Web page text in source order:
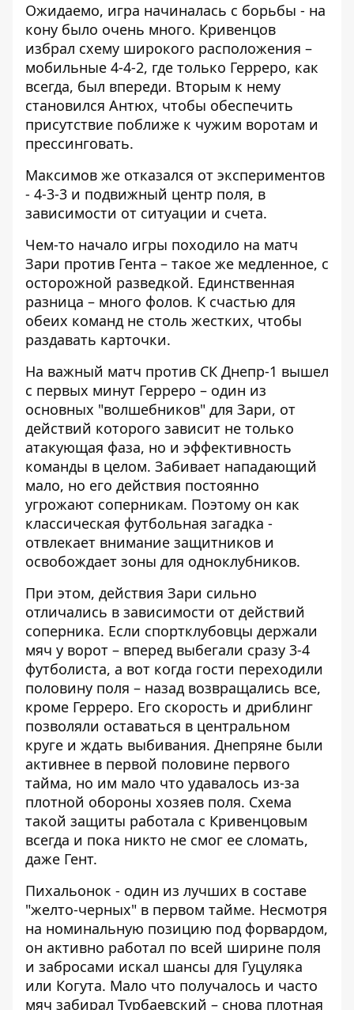
Ожидаемо, игра начиналась с борьбы - на
кону было очень много. Кривенцов
избрал схему широкого расположения –
мобильные 4-4-2, где только Герреро, как
всегда, был впереди. Вторым к нему
становился Антюх, чтобы обеспечить
присутствие поближе к чужим воротам и
прессинговать.
Максимов же отказался от экспериментов
- 4-3-3 и подвижный центр поля, в
зависимости от ситуации и счета.
Чем-то начало игры походило на матч
Зари против Гента – такое же медленное, с
осторожной разведкой. Единственная
разница – много фолов. К счастью для
обеих команд не столь жестких, чтобы
раздавать карточки.
На важный матч против СК Днепр-1 вышел
с первых минут Герреро – один из
основных "волшебников" для Зари, от
действий которого зависит не только
атакующая фаза, но и эффективность
команды в целом. Забивает нападающий
мало, но его действия постоянно
угрожают соперникам. Поэтому он как
классическая футбольная загадка -
отвлекает внимание защитников и
освобождает зоны для одноклубников.
При этом, действия Зари сильно
отличались в зависимости от действий
соперника. Если спортклубовцы держали
мяч у ворот – вперед выбегали сразу 3-4
футболиста, а вот когда гости переходили
половину поля – назад возвращались все,
кроме Герреро. Его скорость и дриблинг
позволяли оставаться в центральном
круге и ждать выбивания. Днепряне были
активнее в первой половине первого
тайма, но им мало что удавалось из-за
плотной обороны хозяев поля. Схема
такой защиты работала с Кривенцовым
всегда и пока никто не смог ее сломать,
даже Гент.
Пихальонок - один из лучших в составе
"желто-черных" в первом тайме. Несмотря
на номинальную позицию под форвардом,
он активно работал по всей ширине поля
и забросами искал шансы для Гуцуляка
или Когута. Мало что получалось и часто
мяч забирал Турбаевский – снова плотная